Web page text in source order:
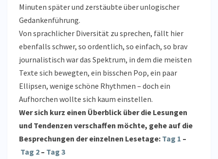
Minuten später und zerstäubte über unlogischer
Gedankenführung.
Von sprachlicher Diversität zu sprechen, fällt hier
ebenfalls schwer, so ordentlich, so einfach, so brav
journalistisch war das Spektrum, in dem die meisten
Texte sich bewegten, ein bisschen Pop, ein paar
Ellipsen, wenige schöne Rhythmen – doch ein
Aufhorchen wollte sich kaum einstellen.
Wer sich kurz einen Überblick über die Lesungen
und Tendenzen verschaffen möchte, gehe auf die
Besprechungen der einzelnen Lesetage: Tag 1 –
Tag 2 – Tag 3